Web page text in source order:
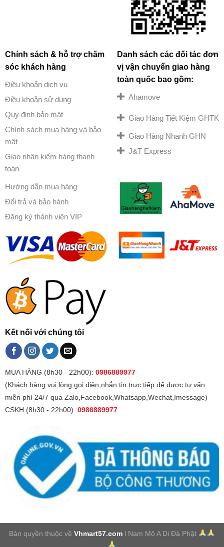
Chính sách & hỗ trợ chăm
sóc khách hàng
Điều khoản dịch vụ
Điều khoản sử dụng
Quy định bảo mật
Chính sách mua hàng và bảo
mật
Giao nhận kiểm hàng thanh
toán
Hướng dẫn mua hàng
Đổi trả và bảo hành
Đăng ký thành viên VIP
Danh sách các đối tác đơn
vị vận chuyển giao hàng
toàn quốc bao gồm:
Ahamove
Giao Hàng Tiết Kiệm GHTK
Giao Hàng Nhanh GHN
J&T Express
Kết nối với chúng tôi
MUA HÀNG (8h30 - 22h00): 0986889977
(Khách hàng vui lòng gọi điện,nhắn tin trực tiếp để được tư vấn
miễn phí 24/7 qua Zalo,Facebook,Whatsapp,Wechat,Imessage)
CSKH (8h30 - 22h00): 0986889977
Bản quyền thuộc vềVhmart57.com l Nam Mô A Di Đà Phật